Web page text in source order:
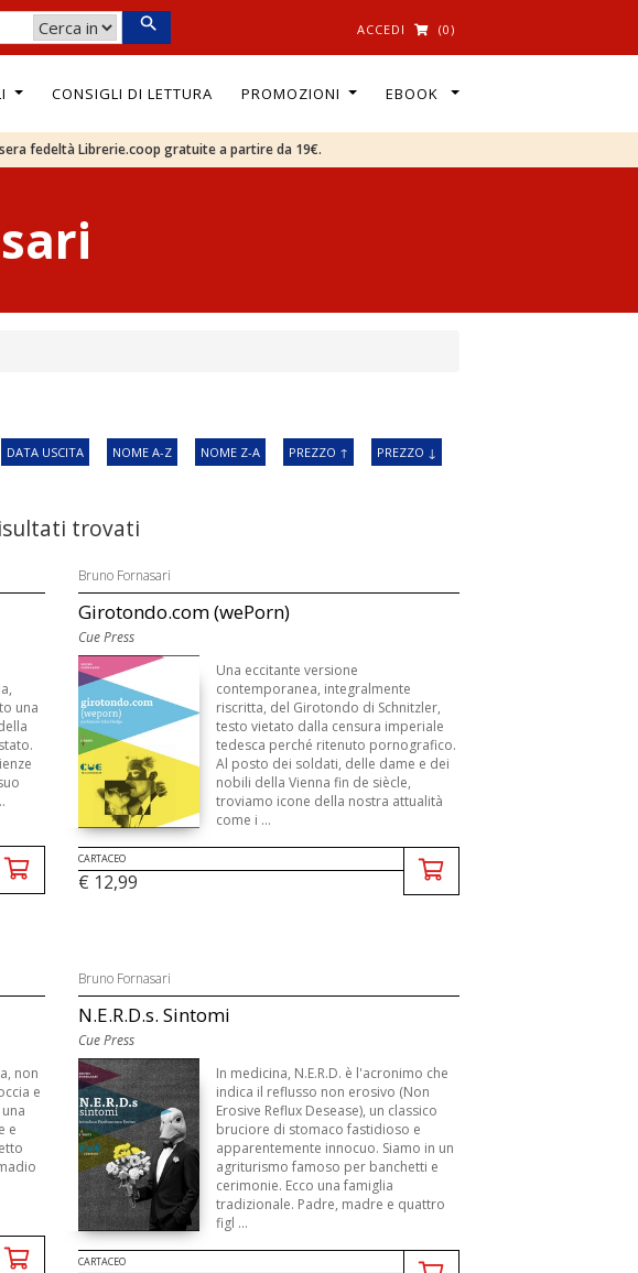
ACCEDI (0)
CONSIGLI DI LETTURA PROMOZIONI EBOOK
fedeltà Librerie.coop gratuite a partire da 19€.
DATA USCITA NOME A-Z NOME Z-A PREZZO ↑ PREZZO ↓
trovati
una
Bruno Fornasari
Girotondo.com (wePorn)
Cue Press
Una eccitante versione
contemporanea, integralmente
riscritta, del Girotondo di Schnitzler,
testo vietato dalla censura imperiale
tedesca perché ritenuto pornografico.
Al posto dei soldati, delle dame e dei
nobili della Vienna fin de siècle,
troviamo icone della nostra attualità
come i ...
CARTACEO
€ 12,99
non
e
e
Bruno Fornasari
N.E.R.D.s. Sintomi
Cue Press
In medicina, N.E.R.D. è l'acronimo che
indica il reflusso non erosivo (Non
Erosive Reflux Desease), un classico
bruciore di stomaco fastidioso e
apparentemente innocuo. Siamo in un
agriturismo famoso per banchetti e
cerimonie. Ecco una famiglia
tradizionale. Padre, madre e quattro
figl ...
CARTACEO